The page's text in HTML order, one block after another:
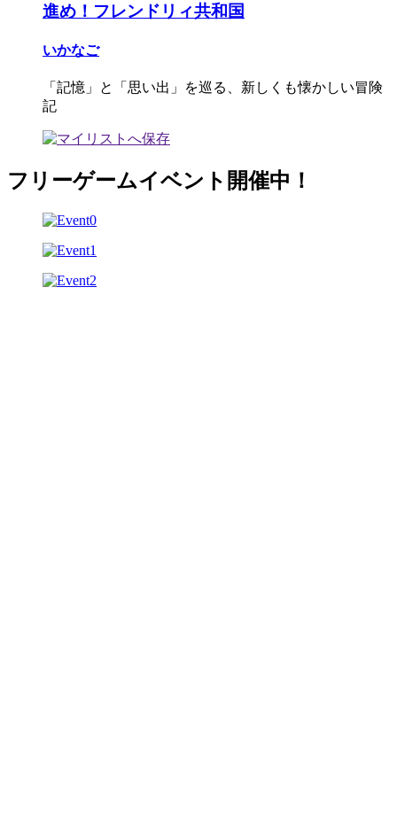
進め！フレンドリィ共和国
いかなご
「記憶」と「思い出」を巡る、新しくも懐かしい冒険
記
フリーゲームイベント開催中！